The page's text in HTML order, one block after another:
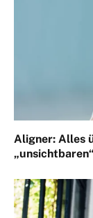
Aligner: Alles